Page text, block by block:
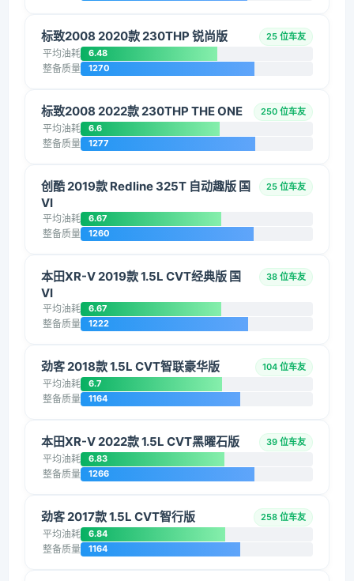
标致2008 2020款 230THP 锐尚版 25 位车友
平均油耗 6.48
整备质量 1270
标致2008 2022款 230THP THE ONE 250 位车友
平均油耗 6.6
整备质量 1277
创酷 2019款 Redline 325T 自动趣版 国
VI
25 位车友
平均油耗 6.67
整备质量 1260
本田XR-V 2019款 1.5L CVT经典版 国
VI
38 位车友
平均油耗 6.67
整备质量 1222
劲客 2018款 1.5L CVT智联豪华版 104 位车友
平均油耗 6.7
整备质量 1164
本田XR-V 2022款 1.5L CVT黑曜石版 39 位车友
平均油耗 6.83
整备质量 1266
劲客 2017款 1.5L CVT智行版 258 位车友
平均油耗 6.84
整备质量 1164